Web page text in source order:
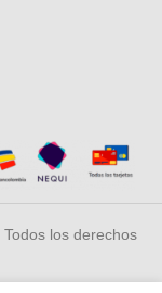
los derechos